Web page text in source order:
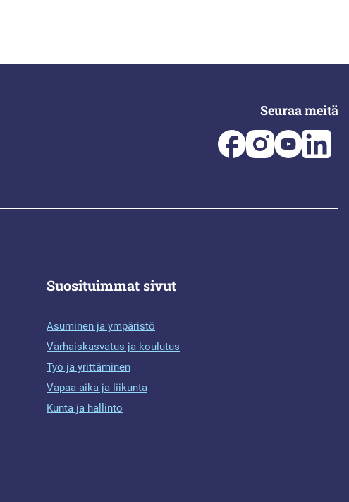
Seuraa meitä
Suosituimmat sivut
Asuminen ja ympäristö
Varhaiskasvatus ja koulutus
Työ ja yrittäminen
Vapaa-aika ja liikunta
Kunta ja hallinto